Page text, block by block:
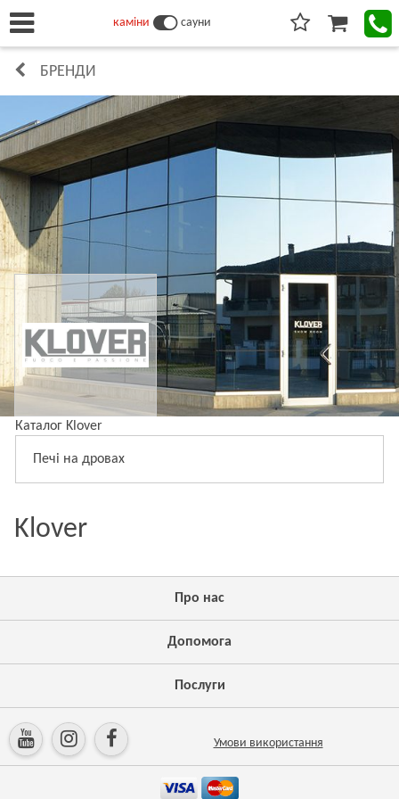
каміни сауни
БРЕНДИ
Каталог Klover
Печі на дровах
Klover
Про нас
Допомога
Послуги
Умови використання